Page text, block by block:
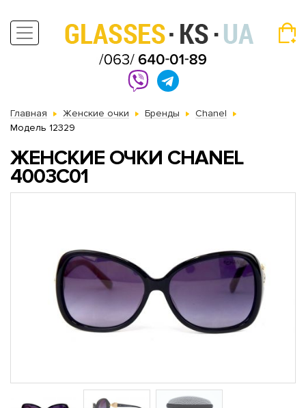
Главная Женские очки Бренды
Chanel
Модель 12329
ЖЕНСКИЕ ОЧКИ CHANEL
4003С01